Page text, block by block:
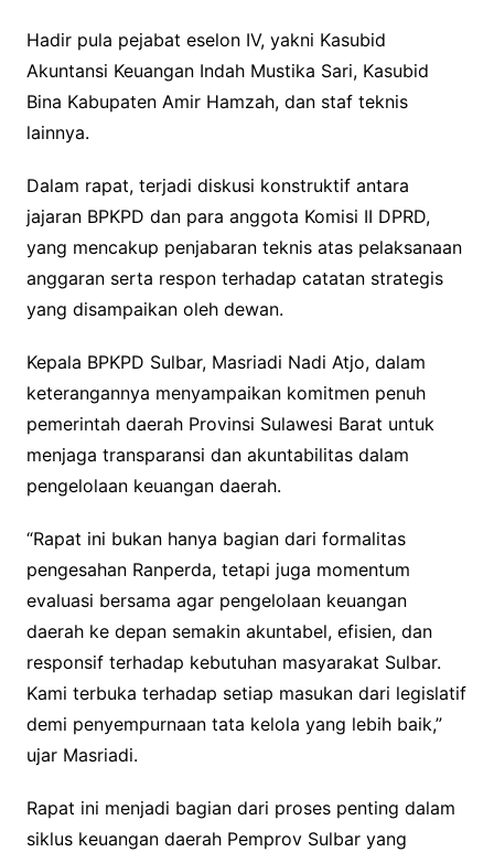
Hadir pula pejabat eselon IV, yakni Kasubid
Akuntansi Keuangan Indah Mustika Sari, Kasubid
Bina Kabupaten Amir Hamzah, dan staf teknis
lainnya.
Dalam rapat, terjadi diskusi konstruktif antara
jajaran BPKPD dan para anggota Komisi II DPRD,
yang mencakup penjabaran teknis atas pelaksanaan
anggaran serta respon terhadap catatan strategis
yang disampaikan oleh dewan.
Kepala BPKPD Sulbar, Masriadi Nadi Atjo, dalam
keterangannya menyampaikan komitmen penuh
pemerintah daerah Provinsi Sulawesi Barat untuk
menjaga transparansi dan akuntabilitas dalam
pengelolaan keuangan daerah.
“Rapat ini bukan hanya bagian dari formalitas
pengesahan Ranperda, tetapi juga momentum
evaluasi bersama agar pengelolaan keuangan
daerah ke depan semakin akuntabel, efisien, dan
responsif terhadap kebutuhan masyarakat Sulbar.
Kami terbuka terhadap setiap masukan dari legislatif
demi penyempurnaan tata kelola yang lebih baik,”
ujar Masriadi.
Rapat ini menjadi bagian dari proses penting dalam
siklus keuangan daerah Pemprov Sulbar yang